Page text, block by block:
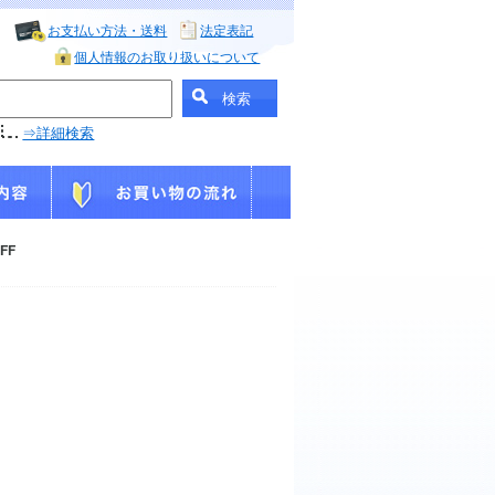
お支払い方法・送料
法定表記
個人情報のお取り扱いについて
⇒詳細検索